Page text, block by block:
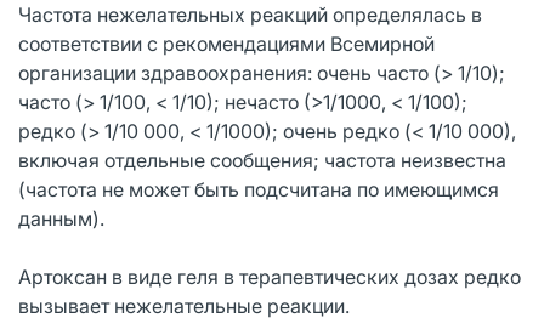
Частота нежелательных реакций определялась в
соответствии с рекомендациями Всемирной
организации здравоохранения: очень часто (> 1/10);
часто (> 1/100, < 1/10); нечасто (>1/1000, < 1/100);
редко (> 1/10 000, < 1/1000); очень редко (< 1/10 000),
включая отдельные сообщения; частота неизвестна
(частота не может быть подсчитана по имеющимся
данным).
Артоксан в виде геля в терапевтических дозах редко
вызывает нежелательные реакции.